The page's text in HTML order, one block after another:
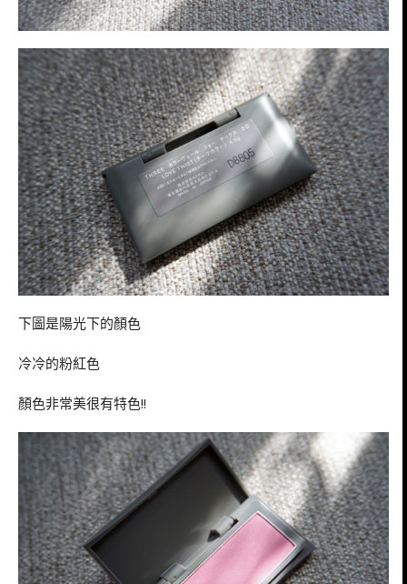
下圖是陽光下的顏色
冷冷的粉紅色
顏色非常美很有特色!!